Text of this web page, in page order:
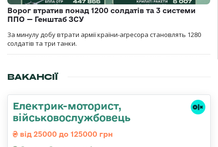
Ворог втратив понад 1200 солдатів та 3 системи
ППО — Генштаб ЗСУ
За минулу добу втрати армії країни-агресора становлять 1280
солдатів та три танки.
ВАКАНСІЇ
Електрик-моторист,
військовослужбовець
від 25000 до 125000 грн